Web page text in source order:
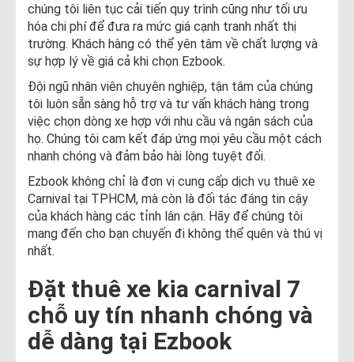
chúng tôi liên tục cải tiến quy trình cũng như tối ưu
hóa chi phí để đưa ra mức giá cạnh tranh nhất thị
trường. Khách hàng có thể yên tâm về chất lượng và
sự hợp lý về giá cả khi chọn Ezbook.
Đội ngũ nhân viên chuyên nghiệp, tận tâm của chúng
tôi luôn sẵn sàng hỗ trợ và tư vấn khách hàng trong
việc chọn dòng xe hợp với nhu cầu và ngân sách của
họ. Chúng tôi cam kết đáp ứng mọi yêu cầu một cách
nhanh chóng và đảm bảo hài lòng tuyệt đối.
Ezbook không chỉ là đơn vị cung cấp dịch vụ thuê xe
Carnival tại TPHCM, mà còn là đối tác đáng tin cậy
của khách hàng các tỉnh lân cận. Hãy để chúng tôi
mang đến cho bạn chuyến đi không thể quên và thú vị
nhất.
Đặt thuê xe kia carnival 7
chỗ uy tín nhanh chóng và
dễ dàng tại Ezbook